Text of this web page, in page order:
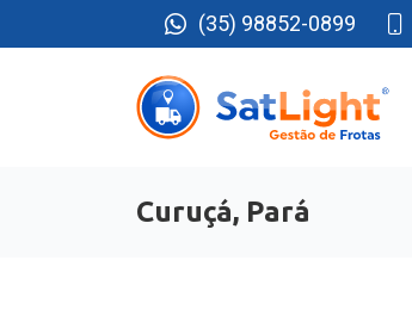
(35) 98852-0899
Curuçá, Pará